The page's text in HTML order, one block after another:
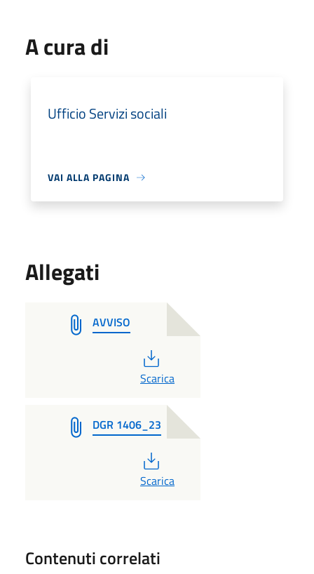
A cura di
Ufficio Servizi sociali
VAI ALLA PAGINA
Allegati
AVVISO
PDF
Scarica
DGR 1406_23
PDF
Scarica
Contenuti correlati